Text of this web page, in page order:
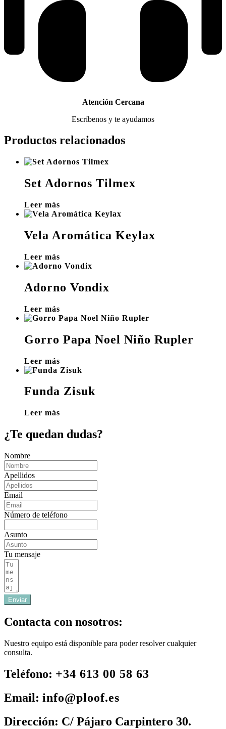
Atención Cercana
Escríbenos y te ayudamos
Productos relacionados
Set Adornos Tilmex
Leer más
Vela Aromática Keylax
Leer más
Adorno Vondix
Leer más
Gorro Papa Noel Niño Rupler
Leer más
Funda Zisuk
Leer más
¿Te quedan dudas?
Nombre
Apellidos
Email
Número de teléfono
Asunto
Tu mensaje
Enviar
Contacta con nosotros:
Nuestro equipo está disponible para poder resolver cualquier
consulta.
Teléfono: +34 613 00 58 63
Email: info@ploof.es
Dirección: C/ Pájaro Carpintero 30.